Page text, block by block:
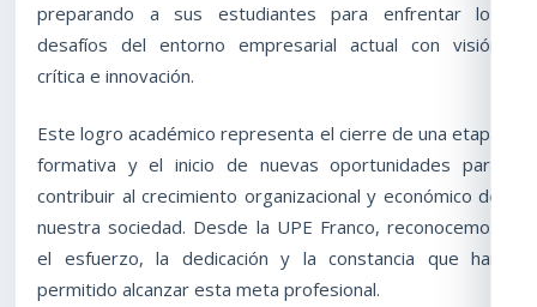
preparando a sus estudiantes para enfrentar los
desafíos del entorno empresarial actual con visión
crítica e innovación.
Este logro académico representa el cierre de una etapa
formativa y el inicio de nuevas oportunidades para
contribuir al crecimiento organizacional y económico de
nuestra sociedad. Desde la UPE Franco, reconocemos
el esfuerzo, la dedicación y la constancia que han
permitido alcanzar esta meta profesional.